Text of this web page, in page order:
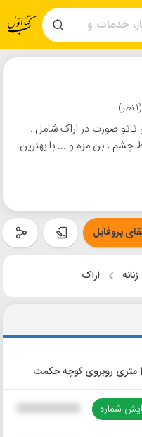
(1 نظر)
تاتو صورت در اراک شامل :
چشم ، بن مزه و ... با بهترین
پروفایل
اراک
شماره